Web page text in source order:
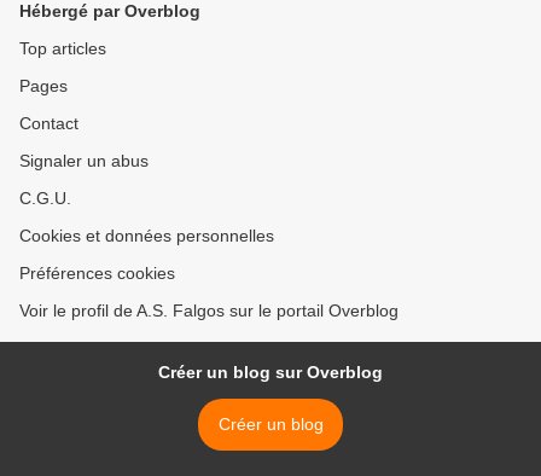
Hébergé par Overblog
Top articles
Pages
Contact
Signaler un abus
C.G.U.
Cookies et données personnelles
Préférences cookies
Voir le profil de A.S. Falgos sur le portail Overblog
Créer un blog sur Overblog
Créer un blog